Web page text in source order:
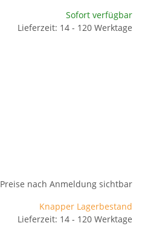
Sofort verfügbar
Lieferzeit: 14 - 120 Werktage
Preise nach Anmeldung sichtbar
Knapper Lagerbestand
Lieferzeit: 14 - 120 Werktage